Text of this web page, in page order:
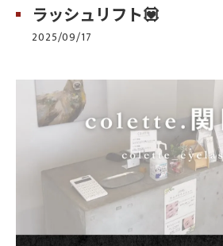
ラッシュリフト💟
2025/09/17